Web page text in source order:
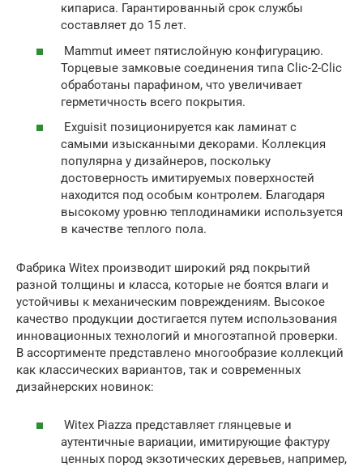
кипариса. Гарантированный срок службы
составляет до 15 лет.
Mammut имеет пятислойную конфигурацию.
Торцевые замковые соединения типа Clic-2-Clic
обработаны парафином, что увеличивает
герметичность всего покрытия.
Exguisit позиционируется как ламинат с
самыми изысканными декорами. Коллекция
популярна у дизайнеров, поскольку
достоверность имитируемых поверхностей
находится под особым контролем. Благодаря
высокому уровню теплодинамики используется
в качестве теплого пола.
Фабрика Witex производит широкий ряд покрытий
разной толщины и класса, которые не боятся влаги и
устойчивы к механическим повреждениям. Высокое
качество продукции достигается путем использования
инновационных технологий и многоэтапной проверки.
В ассортименте представлено многообразие коллекций
как классических вариантов, так и современных
дизайнерских новинок:
Witex Piazza представляет глянцевые и
аутентичные вариации, имитирующие фактуру
ценных пород экзотических деревьев, например,